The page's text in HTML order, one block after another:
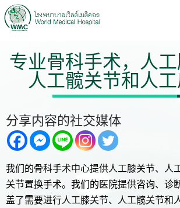
专业骨科手术，人工
人工髋关节和人
分享内容的社交媒体
我们的骨科手术中心提供人工膝关节、人
关节置换手术。我们的医院提供咨询、诊
盖了需要进行人工膝关节、人工髋关节和